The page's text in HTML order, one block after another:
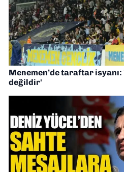
Menemen’de taraftar
değildir'